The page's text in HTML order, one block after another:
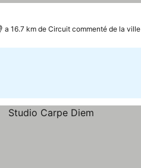
a 16.7 km de Circuit commenté de la ville